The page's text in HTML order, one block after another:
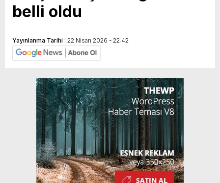
belli oldu
Yayınlanma Tarihi : 22 Nisan 2026 - 22:42